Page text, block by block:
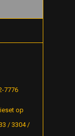
7776
op
/ 3304 /